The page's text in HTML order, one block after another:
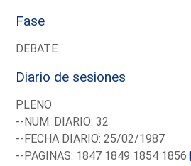
Fase
DEBATE
Diario de sesiones
PLENO
--NUM. DIARIO: 32
--FECHA DIARIO: 25/02/1987
--PAGINAS: 1847 1849 1854 1856